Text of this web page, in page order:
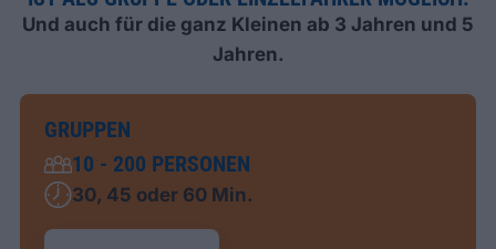
Und auch für die ganz Kleinen ab 3 Jahren und 5
Jahren.
GRUPPEN
10 - 200 PERSONEN
30, 45 oder 60 Min.